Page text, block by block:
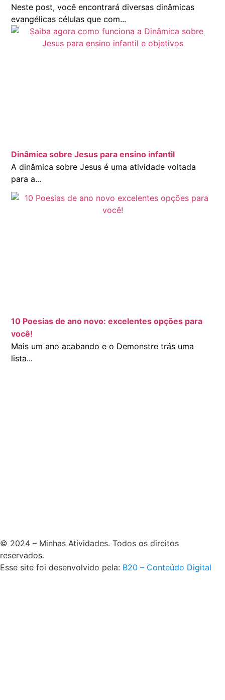
Neste post, você encontrará diversas dinâmicas
evangélicas células que com...
Dinâmica sobre Jesus para ensino infantil
A dinâmica sobre Jesus é uma atividade voltada
para a...
10 Poesias de ano novo: excelentes opções para
você!
Mais um ano acabando e o Demonstre trás uma
lista...
© 2024 – Minhas Atividades. Todos os direitos
reservados.
Esse site foi desenvolvido pela: B20 – Conteúdo Digital